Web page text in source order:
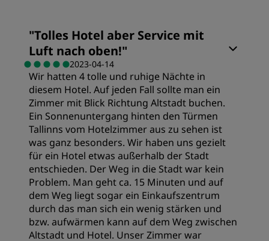
Preis/Leistung
Schlafqualität
Lage
Sauberkeit
Service
"Tolles Hotel aber Service mit
Luft nach oben!"
2023-04-14
Wir hatten 4 tolle und ruhige Nächte in
diesem Hotel. Auf jeden Fall sollte man ein
Zimmer mit Blick Richtung Altstadt buchen.
Ein Sonnenuntergang hinten den Türmen
Tallinns vom Hotelzimmer aus zu sehen ist
was ganz besonders. Wir haben uns gezielt
für ein Hotel etwas außerhalb der Stadt
entschieden. Der Weg in die Stadt war kein
Problem. Man geht ca. 15 Minuten und auf
dem Weg liegt sogar ein Einkaufszentrum
durch das man sich ein wenig stärken und
bzw. aufwärmen kann auf dem Weg zwischen
Altstadt und Hotel. Unser Zimmer war